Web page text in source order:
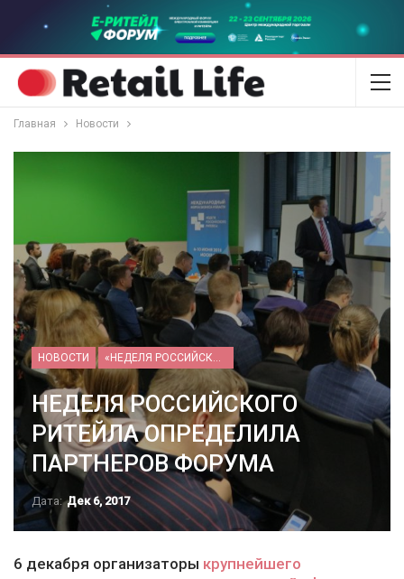
Главная Новости
НОВОСТИ «НЕДЕЛЯ РОССИЙСКОГО РИТЕЙЛА» 2026
НЕДЕЛЯ РОССИЙСКОГО
РИТЕЙЛА ОПРЕДЕЛИЛА
ПАРТНЕРОВ ФОРУМА
Дата:Дек 6, 2017
6 декабря организаторы крупнейшего